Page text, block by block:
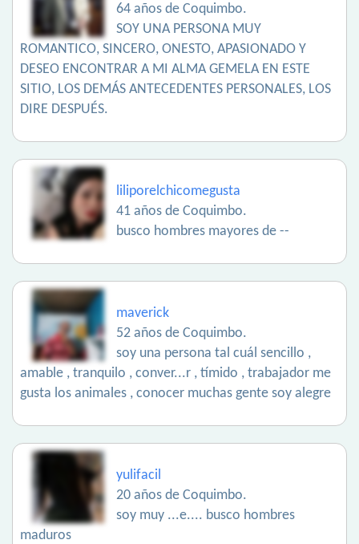
64 años de Coquimbo.
SOY UNA PERSONA MUY
ROMANTICO, SINCERO, ONESTO, APASIONADO Y
DESEO ENCONTRAR A MI ALMA GEMELA EN ESTE
SITIO, LOS DEMÁS ANTECEDENTES PERSONALES, LOS
DIRE DESPUÉS.
liliporelchicomegusta
41 años de Coquimbo.
busco hombres mayores de --
maverick
52 años de Coquimbo.
soy una persona tal cuál sencillo ,
amable , tranquilo , conver...r , tímido , trabajador me
gusta los animales , conocer muchas gente soy alegre
yulifacil
20 años de Coquimbo.
soy muy ...e.... busco hombres
maduros